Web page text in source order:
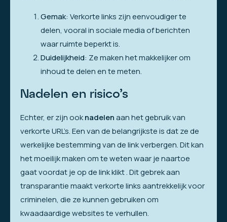
Gemak: Verkorte links zijn eenvoudiger te
delen, vooral in sociale media of berichten
waar ruimte beperkt is.
Duidelijkheid: Ze maken het makkelijker om
inhoud te delen en te meten.
Nadelen en risico’s
Echter, er zijn ooknadelenaan het gebruik van
verkorte URL’s. Een van de belangrijkste is dat ze de
werkelijke bestemming van de link verbergen. Dit kan
het moeilijk maken om te weten waar je naartoe
gaat voordat je op de link klikt . Dit gebrek aan
transparantie maakt verkorte links aantrekkelijk voor
criminelen, die ze kunnen gebruiken om
kwaadaardige websites te verhullen.